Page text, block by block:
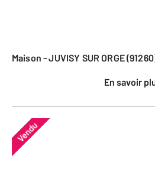
Maison - JUVISY SUR ORGE
En savoir
Vendu